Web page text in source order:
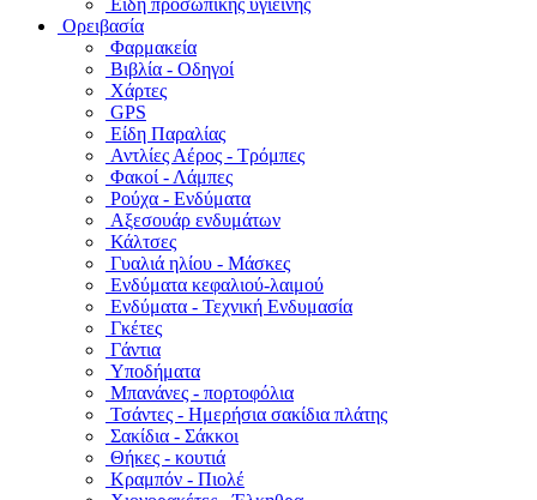
Είδη προσωπικής υγιεινής
Ορειβασία
Φαρμακεία
Βιβλία - Οδηγοί
Χάρτες
GPS
Είδη Παραλίας
Αντλίες Αέρος - Τρόμπες
Φακοί - Λάμπες
Ρούχα - Ενδύματα
Αξεσουάρ ενδυμάτων
Κάλτσες
Γυαλιά ηλίου - Μάσκες
Ενδύματα κεφαλιού-λαιμού
Ενδύματα - Τεχνική Ενδυμασία
Γκέτες
Γάντια
Υποδήματα
Μπανάνες - πορτοφόλια
Τσάντες - Ημερήσια σακίδια πλάτης
Σακίδια - Σάκκοι
Θήκες - κουτιά
Κραμπόν - Πιολέ